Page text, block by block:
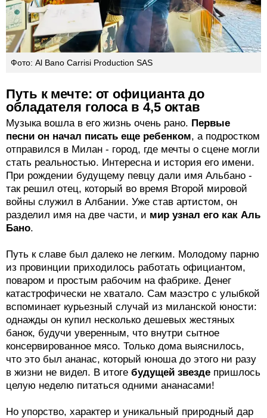
Фото: Al Bano Carrisi Production SAS
Путь к мечте: от официанта до
обладателя голоса в 4,5 октав
Музыка вошла в его жизнь очень рано. Первые
песни он начал писать еще ребенком, а подростком
отправился в Милан - город, где мечты о сцене могли
стать реальностью. Интересна и история его имени.
При рождении будущему певцу дали имя Альбано -
так решил отец, который во время Второй мировой
войны служил в Албании. Уже став артистом, он
разделил имя на две части, и мир узнал его как Аль
Бано.
Путь к славе был далеко не легким. Молодому парню
из провинции приходилось работать официантом,
поваром и простым рабочим на фабрике. Денег
катастрофически не хватало. Сам маэстро с улыбкой
вспоминает курьезный случай из миланской юности:
однажды он купил несколько дешевых жестяных
банок, будучи уверенным, что внутри сытное
консервированное мясо. Только дома выяснилось,
что это был ананас, который юноша до этого ни разу
в жизни не видел. В итоге будущей звезде пришлось
целую неделю питаться одними ананасами!
Но упорство, характер и уникальный природный дар